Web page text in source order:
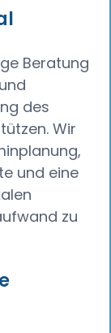
Beratung
des
Wir
und eine
zu